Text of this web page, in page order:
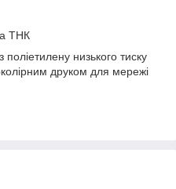
ТНК
низького тиску
друком для мережі